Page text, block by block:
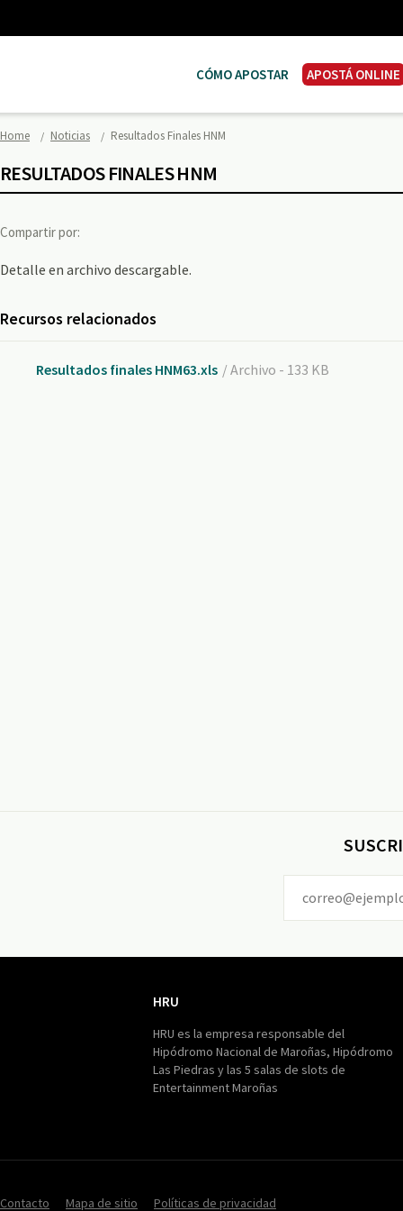
CÓMO APOSTAR APOSTÁ ONLINE
Home Noticias Resultados Finales HNM
RESULTADOS FINALES HNM
Compartir por:
Detalle en archivo descargable.
Recursos relacionados
Resultados finales HNM63.xls / Archivo - 133 KB
HRU
HRU es la empresa responsable del
Hipódromo Nacional de Maroñas, Hipódromo
Las Piedras y las 5 salas de slots de
Entertainment Maroñas
Contacto Mapa de sitio Políticas de privacidad